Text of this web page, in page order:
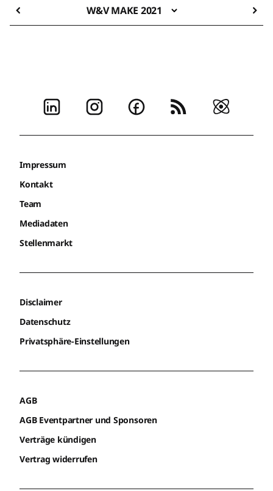
W&V MAKE 2021
Impressum
Kontakt
Team
Mediadaten
Stellenmarkt
Disclaimer
Datenschutz
Privatsphäre-Einstellungen
AGB
AGB Eventpartner und Sponsoren
Verträge kündigen
Vertrag widerrufen